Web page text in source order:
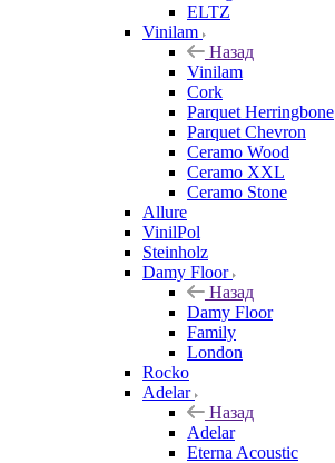
ELTZ
Vinilam
Назад
Vinilam
Cork
Parquet Herringbone
Parquet Chevron
Ceramo Wood
Ceramo XXL
Ceramo Stone
Allure
VinilPol
Steinholz
Damy Floor
Назад
Damy Floor
Family
London
Rocko
Adelar
Назад
Adelar
Eterna Acoustic